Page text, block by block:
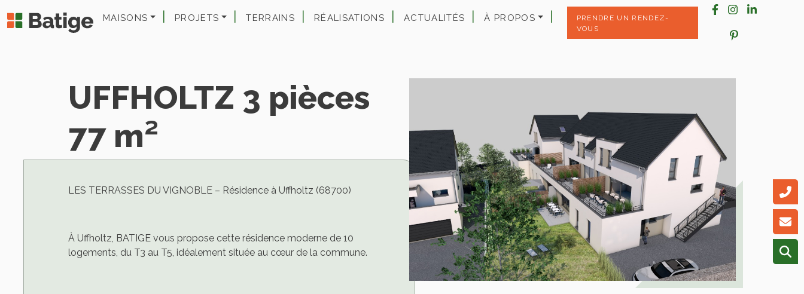
MAISONS PROJETS TERRAINS RÉALISATIONS ACTUALITÉS À PROPOS
PRENDRE UN RENDEZ-
VOUS
UFFHOLTZ 3 pièces
77 m²
LES TERRASSES DU VIGNOBLE – Résidence à Uffholtz (68700)
À Uffholtz, BATIGE vous propose cette résidence moderne de 10
logements, du T3 au T5, idéalement située au cœur de la commune.